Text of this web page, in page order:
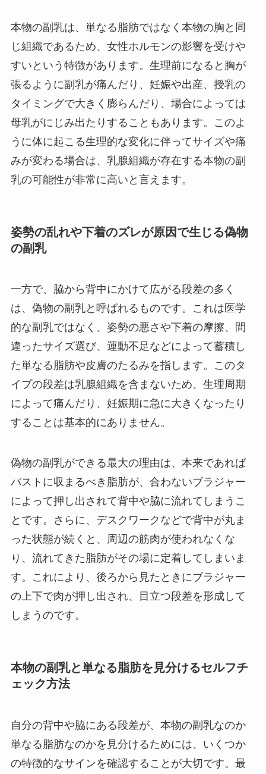
本物の副乳は、単なる脂肪ではなく本物の胸と同
じ組織であるため、女性ホルモンの影響を受けや
すいという特徴があります。生理前になると胸が
張るように副乳が痛んだり、妊娠や出産、授乳の
タイミングで大きく膨らんだり、場合によっては
母乳がにじみ出たりすることもあります。このよ
うに体に起こる生理的な変化に伴ってサイズや痛
みが変わる場合は、乳腺組織が存在する本物の副
乳の可能性が非常に高いと言えます。
姿勢の乱れや下着のズレが原因で生じる偽物
の副乳
一方で、脇から背中にかけて広がる段差の多く
は、偽物の副乳と呼ばれるものです。これは医学
的な副乳ではなく、姿勢の悪さや下着の摩擦、間
違ったサイズ選び、運動不足などによって蓄積し
た単なる脂肪や皮膚のたるみを指します。このタ
イプの段差は乳腺組織を含まないため、生理周期
によって痛んだり、妊娠期に急に大きくなったり
することは基本的にありません。
偽物の副乳ができる最大の理由は、本来であれば
バストに収まるべき脂肪が、合わないブラジャー
によって押し出されて背中や脇に流れてしまうこ
とです。さらに、デスクワークなどで背中が丸ま
った状態が続くと、周辺の筋肉が使われなくな
り、流れてきた脂肪がその場に定着してしまいま
す。これにより、後ろから見たときにブラジャー
の上下で肉が押し出され、目立つ段差を形成して
しまうのです。
本物の副乳と単なる脂肪を見分けるセルフチ
ェック方法
自分の背中や脇にある段差が、本物の副乳なのか
単なる脂肪なのかを見分けるためには、いくつか
の特徴的なサインを確認することが大切です。最